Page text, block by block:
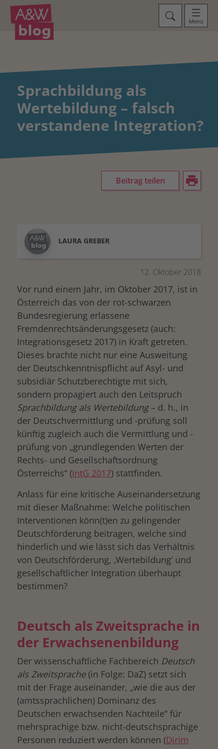
Menü
Sprachbildung als
Wertebildung – falsch
verstandene Integration?
Beitrag teilen
LAURA GREBER
12. Oktober 2018
Vor rund einem Jahr, im Oktober 2017, ist in
Österreich das von der rot-schwarzen
Bundesregierung erlassene
Fremdenrechtsänderungsgesetz (auch:
Integrationsgesetz 2017) in Kraft getreten.
Dieses brachte nicht nur eine Ausweitung
der Deutschkenntnispflicht auf Asyl- und
subsidiär Schutzberechtigte mit sich,
sondern propagiert auch den Leitspruch
Sprachbildung als Wertebildung– d. h., in
der Deutschvermittlung und -prüfung soll
künftig zugleich auch die Vermittlung und -
prüfung von „grundlegenden Werten der
Rechts- und Gesellschaftsordnung
Österreichs“ (IntG 2017) stattfinden.
Anlass für eine kritische Auseinandersetzung
mit dieser Maßnahme: Welche politischen
Interventionen könn(t)en zu gelingender
Deutschförderung beitragen, welche sind
hinderlich und wie lässt sich das Verhältnis
von Deutschförderung, ‚Wertebildung‘ und
gesellschaftlicher Integration überhaupt
bestimmen?
Deutsch als Zweitsprache in
der Erwachsenenbildung
Der wissenschaftliche Fachbereich Deutsch
als Zweitsprache(in Folge: DaZ) setzt sich
mit der Frage auseinander, „wie die aus der
(amtssprachlichen) Dominanz des
Deutschen erwachsenden Nachteile“ für
mehrsprachige bzw. nicht-deutschsprachige
Personen reduziert werden können (Dirim